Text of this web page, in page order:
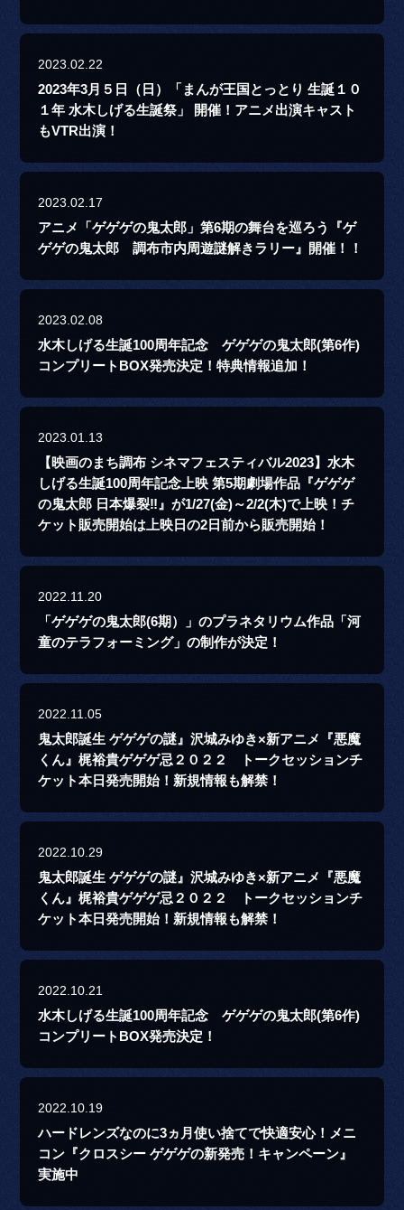
2023.02.22
2023年3月５日（日）「まんが王国とっとり 生誕１０
１年 水木しげる生誕祭」 開催！アニメ出演キャスト
もVTR出演！
2023.02.17
アニメ「ゲゲゲの鬼太郎」第6期の舞台を巡ろう『ゲ
ゲゲの鬼太郎 調布市内周遊謎解きラリー』開催！！
2023.02.08
水木しげる生誕100周年記念 ゲゲゲの鬼太郎(第6作)
コンプリートBOX発売決定！特典情報追加！
2023.01.13
【映画のまち調布 シネマフェスティバル2023】水木
しげる生誕100周年記念上映 第5期劇場作品『ゲゲゲ
の鬼太郎 日本爆裂‼』が1/27(金)～2/2(木)で上映！チ
ケット販売開始は上映日の2日前から販売開始！
2022.11.20
「ゲゲゲの鬼太郎(6期）」のプラネタリウム作品「河
童のテラフォーミング」の制作が決定！
2022.11.05
鬼太郎誕生 ゲゲゲの謎』沢城みゆき×新アニメ『悪魔
くん』梶裕貴ゲゲゲ忌２０２２ トークセッションチ
ケット本日発売開始！新規情報も解禁！
2022.10.29
鬼太郎誕生 ゲゲゲの謎』沢城みゆき×新アニメ『悪魔
くん』梶裕貴ゲゲゲ忌２０２２ トークセッションチ
ケット本日発売開始！新規情報も解禁！
2022.10.21
水木しげる生誕100周年記念 ゲゲゲの鬼太郎(第6作)
コンプリートBOX発売決定！
2022.10.19
ハードレンズなのに3ヵ月使い捨てで快適安心！メニ
コン『クロスシー ゲゲゲの新発売！キャンペーン』
実施中